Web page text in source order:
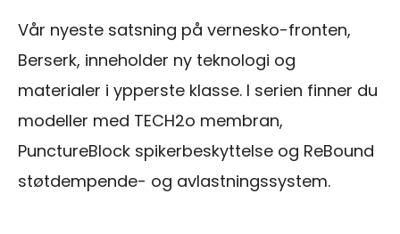
Vår nyeste satsning på vernesko-fronten,
Berserk, inneholder ny teknologi og
materialer i ypperste klasse. I serien finner du
modeller med TECH2o membran,
PunctureBlock spikerbeskyttelse og ReBound
støtdempende- og avlastningssystem.